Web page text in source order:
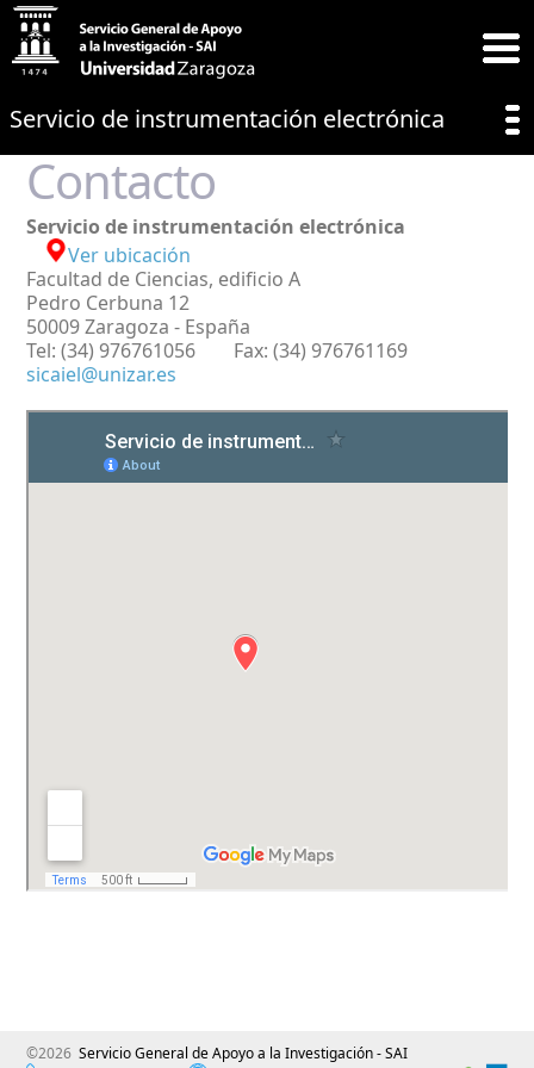
Servicio de instrumentación electrónica
Contacto
Servicio de instrumentación electrónica
Ver ubicación
Facultad de Ciencias, edificio A
Pedro Cerbuna 12
50009 Zaragoza - España
Tel: (34) 976761056 Fax: (34) 976761169
sicaiel@unizar.es
©2026Servicio General de Apoyo a la Investigación - SAI